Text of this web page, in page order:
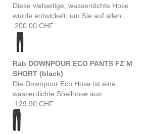
Diese vielseitige, wasserdichte Hose
wurde entwickelt, um Sie auf allen ...
200.00 CHF
Rab DOWNPOUR ECO PANTS FZ M
SHORT (black)
Die Downpour Eco Hose ist eine
wasserdichte Shellhose aus ...
129.90 CHF